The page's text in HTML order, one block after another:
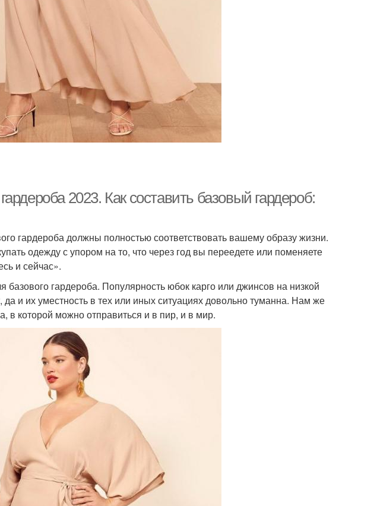
2023. Как составить базовый гардероб:
гардероба должны полностью соответствовать вашему образу жизни.
одежду с упором на то, что через год вы переедете или поменяете
и сейчас».
базового гардероба. Популярность юбок карго или джинсов на низкой
да и их уместность в тех или иных ситуациях довольно туманна. Нам же
в которой можно отправиться и в пир, и в мир.